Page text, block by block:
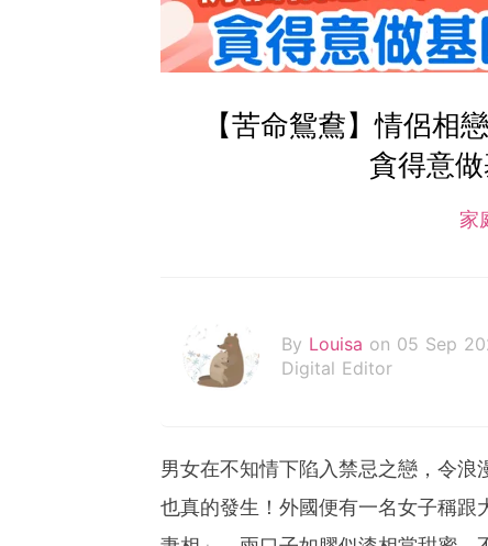
【苦命鴛鴦】情侶相
貪得意
家
By Louisa on 05 Sep
Digital Editor
男女在不知情下陷入禁忌之戀，令浪
也真的發生！外國便有一名女子稱跟